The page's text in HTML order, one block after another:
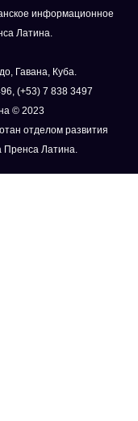
информационное
Латина.
Гавана, Куба.
(+53) 7 838 3497
© 2023
отделом развития
Пренса Латина.